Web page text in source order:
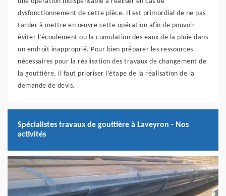
dysfonctionnement de cette pièce. Il est primordial de ne pas
tarder à mettre en œuvre cette opération afin de pouvoir
éviter l’écoulement ou la cumulation des eaux de la pluie dans
un endroit inapproprié. Pour bien préparer les ressources
nécessaires pour la réalisation des travaux de changement de
la gouttière, il faut prioriser l’étape de la réalisation de la
demande de devis.
Spécialistes travaux de gouttière à Laveyron - Nos
activités